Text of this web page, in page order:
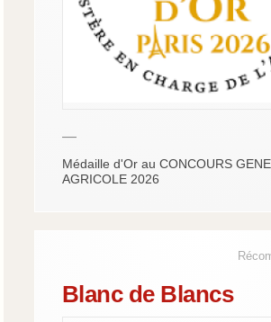
—
Médaille d'Or au CONCOURS
AGRICOLE 2026
Blanc de Blancs